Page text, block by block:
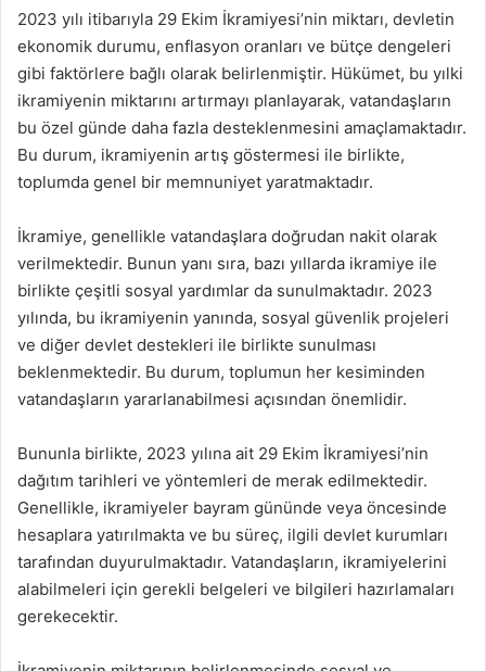
2023 yılı itibarıyla 29 Ekim İkramiyesi’nin miktarı, devletin
ekonomik durumu, enflasyon oranları ve bütçe dengeleri
gibi faktörlere bağlı olarak belirlenmiştir. Hükümet, bu yılki
ikramiyenin miktarını artırmayı planlayarak, vatandaşların
bu özel günde daha fazla desteklenmesini amaçlamaktadır.
Bu durum, ikramiyenin artış göstermesi ile birlikte,
toplumda genel bir memnuniyet yaratmaktadır.
İkramiye, genellikle vatandaşlara doğrudan nakit olarak
verilmektedir. Bunun yanı sıra, bazı yıllarda ikramiye ile
birlikte çeşitli sosyal yardımlar da sunulmaktadır. 2023
yılında, bu ikramiyenin yanında, sosyal güvenlik projeleri
ve diğer devlet destekleri ile birlikte sunulması
beklenmektedir. Bu durum, toplumun her kesiminden
vatandaşların yararlanabilmesi açısından önemlidir.
Bununla birlikte, 2023 yılına ait 29 Ekim İkramiyesi’nin
dağıtım tarihleri ve yöntemleri de merak edilmektedir.
Genellikle, ikramiyeler bayram gününde veya öncesinde
hesaplara yatırılmakta ve bu süreç, ilgili devlet kurumları
tarafından duyurulmaktadır. Vatandaşların, ikramiyelerini
alabilmeleri için gerekli belgeleri ve bilgileri hazırlamaları
gerekecektir.